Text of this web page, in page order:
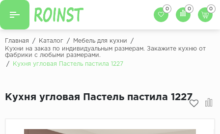
Назад
Кухни на заказ
Кухонный фартук
0 0 0
Главная / Каталог / Мебель для кухни
/
Кухни на заказ по индивидуальным размерам. Закажите кухню от
фабрики с любыми размерами.
/
Кухня угловая Пастель пастила 1227
Кухня угловая Пастель пастила 1227